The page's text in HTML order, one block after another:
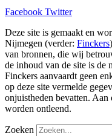
Facebook Twitter
Deze site is gemaakt en
Nijmegen (verder: Finckers
van bronnen, die wij
de inhoud van de site is de
Finckers aanvaardt geen
op deze site vermelde
onjuistheden bevatten. Aan
worden ontleend.
Zoeken